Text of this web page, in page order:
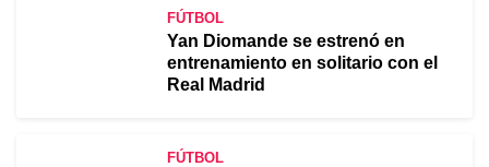
FÚTBOL
Yan Diomande se estrenó en
entrenamiento en solitario con el
Real Madrid
FÚTBOL